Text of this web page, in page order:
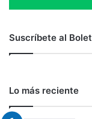
Suscríbete al
Lo más reciente